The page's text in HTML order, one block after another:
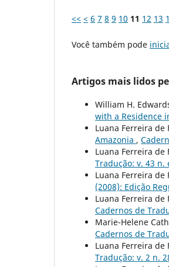
<< < 6 7 8 9 10 11 12 13
Você também pode
Artigos mais lidos
William H.
with a Residence
Luana Ferreira de
Amazonia ,
Luana Ferreira de
Tradução: v. 43
Luana Ferreira de
(2008): Edição
Luana Ferreira de
Cadernos de
Marie-Helene
Cadernos de
Luana Ferreira de
Tradução: v. 2 n.